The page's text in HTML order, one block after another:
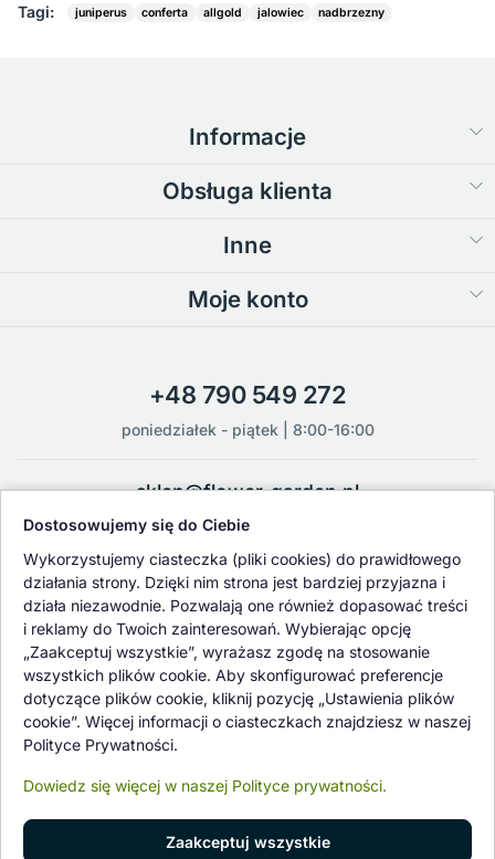
Tagi: juniperus conferta allgold jalowiec nadbrzezny
Informacje
Obsługa klienta
Inne
Moje konto
+48 790 549 272
poniedziałek - piątek | 8:00-16:00
sklep@flower-garden.pl
Oferowane przez nas rośliny i nasiona podlegają regularnej ścisłej
kontroli jakości oraz kontroli zdrowotnej przeprowadzanej przez
wykwalifikowane osoby z Państwowej Inspekcji Ochrony Roślin i
Nasiennictwa.
Dostosowujemy się do Ciebie
Wykorzystujemy ciasteczka (pliki cookies) do prawidłowego
działania strony. Dzięki nim strona jest bardziej przyjazna i
działa niezawodnie. Pozwalają one również dopasować treści
i reklamy do Twoich zainteresowań. Wybierając opcję
„Zaakceptuj wszystkie”, wyrażasz zgodę na stosowanie
wszystkich plików cookie. Aby skonfigurować preferencje
dotyczące plików cookie, kliknij pozycję „Ustawienia plików
cookie”. Więcej informacji o ciasteczkach znajdziesz w naszej
Polityce Prywatności.
Dowiedz się więcej w naszej Polityce prywatności.
Zaakceptuj wszystkie